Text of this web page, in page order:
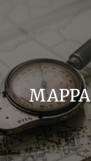
MAPPA